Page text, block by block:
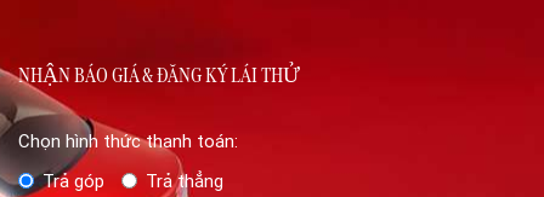
NHẬN BÁO GIÁ & ĐĂNG KÝ LÁI THỬ
Chọn hình thức thanh toán:
Trả góp
Trả thẳng